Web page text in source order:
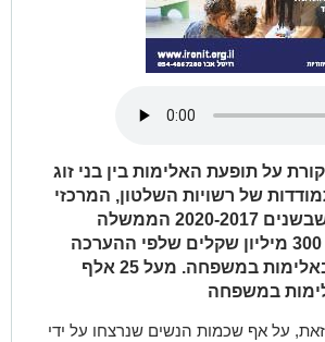
על תופעת האלימות בין בני זוג
של רשויות השלטון, המרכזי
והמקומי, עם התופעה. הדוח חושף שבשנים 2020-2017 הממשלה
הקצתה רק 128 מיליון שקלים מתוך 300 מיליון שקלים שלפי ההערכה
דרושים ליישום התוכנית הלאומית באלימות במשפחה. מעל 25 אלף
במשפחה
על אף שכמות הנשים שנרצחו על ידי